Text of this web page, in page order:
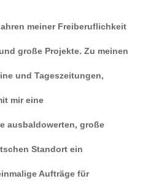
meiner Freiberuflichkeit
große Projekte. Zu meinen
und Tageszeitungen,
mir eine
ausbaldowerten, große
Standort ein
Aufträge für